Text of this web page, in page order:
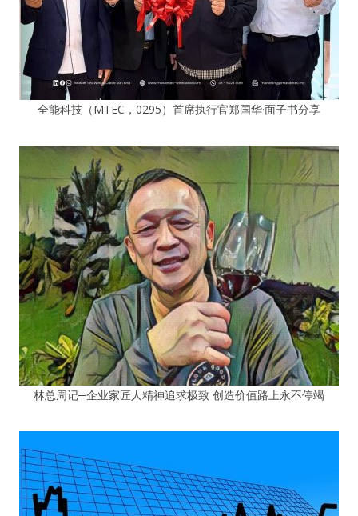
全能科技（MTEC，0295）首席执行官郑国华·面子书分享
林总周记─企业家匠人精神追求极致 创造价值路上永不停竭